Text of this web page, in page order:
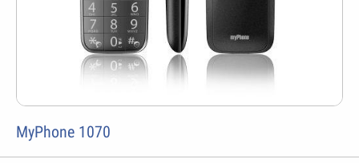
MyPhone 1070